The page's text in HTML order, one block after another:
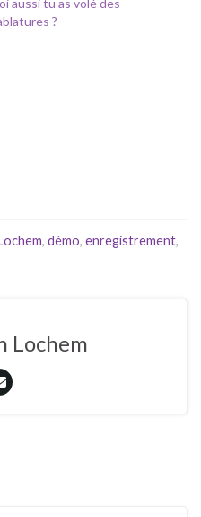
aussi tu as volé des
?
, démo, enregistrement,
Lochem